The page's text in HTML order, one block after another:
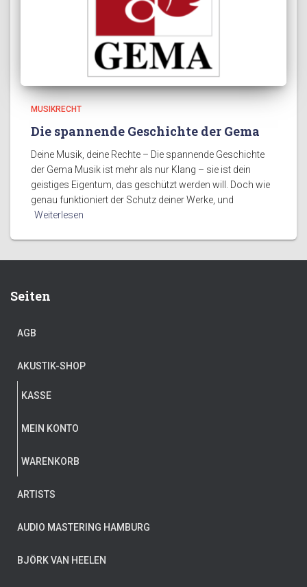
MUSIKRECHT
Die spannende Geschichte der Gema
Deine Musik, deine Rechte – Die spannende Geschichte
der Gema Musik ist mehr als nur Klang – sie ist dein
geistiges Eigentum, das geschützt werden will. Doch wie
genau funktioniert der Schutz deiner Werke, und
Weiterlesen
Seiten
AGB
AKUSTIK-SHOP
KASSE
MEIN KONTO
WARENKORB
ARTISTS
AUDIO MASTERING HAMBURG
BJÖRK VAN HEELEN